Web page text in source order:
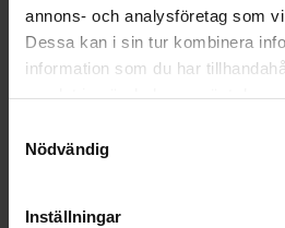
annons- och analysföretag som
Dessa kan i sin tur kombinera
information som du har
Nödvändig
Inställningar